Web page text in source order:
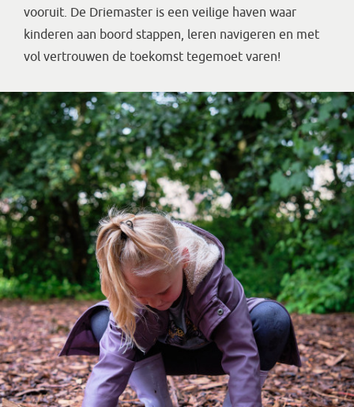
vooruit. De Driemaster is een veilige haven waar
kinderen aan boord stappen, leren navigeren en met
vol vertrouwen de toekomst tegemoet varen!